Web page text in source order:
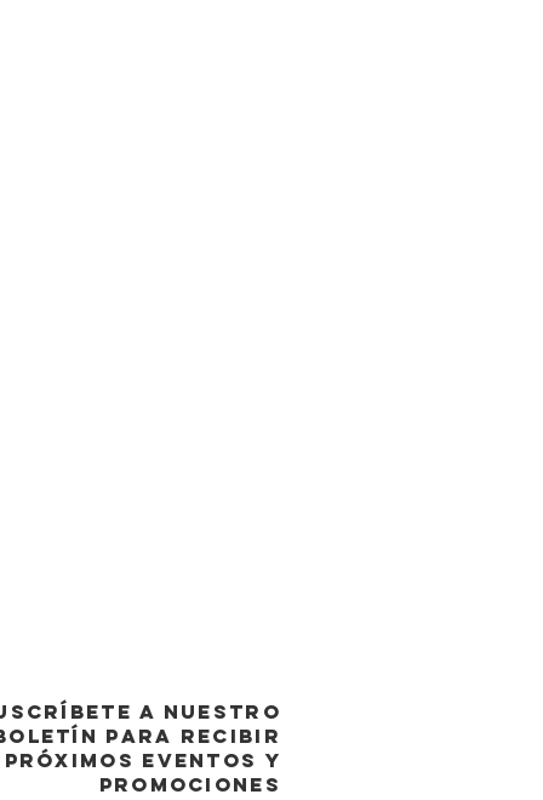
A NUESTRO
PARA RECIBIR
PRÓXIMOS EVENTOS y
promociones